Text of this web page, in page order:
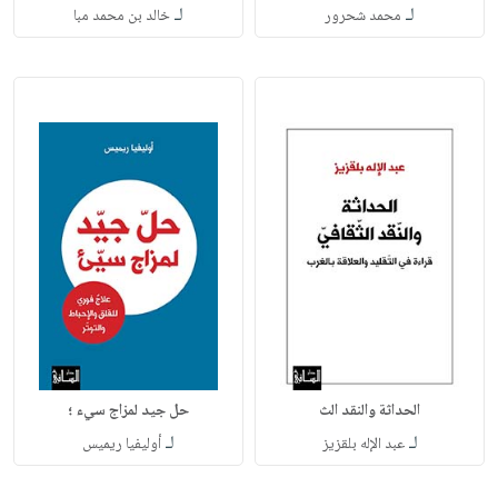
لـ محمد شحرور لـخالد بن محمد مبا
الحداثة والنقد الث
لـعبد الإله بلقزيز
حل جيد لمزاج سيء ؛
لـأوليفيا ريميس